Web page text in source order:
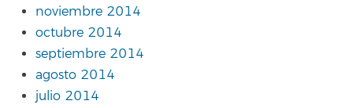
noviembre 2014
octubre 2014
septiembre 2014
agosto 2014
julio 2014